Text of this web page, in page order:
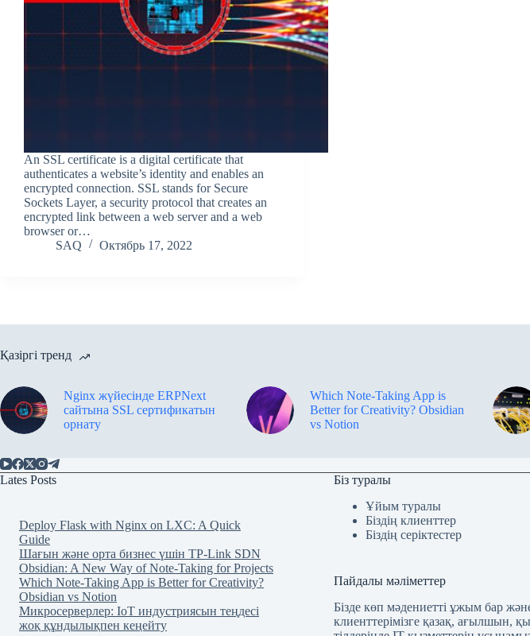
An SSL certificate is a digital certificate that
authenticates a website’s identity and enables an
encrypted connection. SSL stands for Secure
Sockets Layer, a security protocol that creates an
encrypted link between a web server and a web
browser or…
SAQ
Октябрь 17, 2022
Қазіргі тренд
Nginx жүйесінде ERPNext
сайтына SSL сертификатын
орнату
Which Note-Taking App is
Better for Creativity? Obsidian
vs Notion
Lates Posts
Deploy Flask with Nginx on LXC: A Quick
Guide
Шағын және орта бизнес үшін TP-Link SDN
Obsidian: A New Way of Note-Taking for Projects
Which Note-Taking App is Better for Creativity?
Obsidian vs Notion
Микросерверлер: IoT индустриясын теңдесі
жоқ құндылықпен кеңейту
Біз туралы
Ұйым туралы
Біздің клиенттер
Біздің серіктестер
Пайдалы мәліметтер
Бізде көп мәдениетті ұжым бар
клиенттерімізге қазақ, ағылшын,